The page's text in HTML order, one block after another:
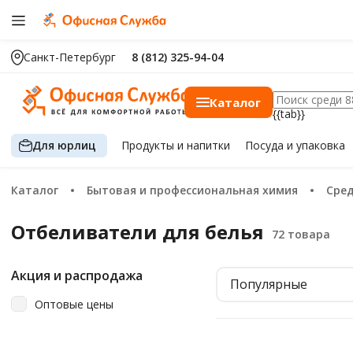
Санкт-Петербург 8 (812) 325-94-04
Каталог
{{tab}}
Для юрлиц Продуктыи напитки Посуда и упаковка
Каталог Бытовая и профессиональная химия
Отбеливатели для белья
Акция и распродажа
Оптовые цены
Популярные